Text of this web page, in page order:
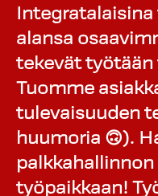
alansa
tekevät
Tuomme
tulevaisuuden
huumoria 🙃).
työpaikkaan!